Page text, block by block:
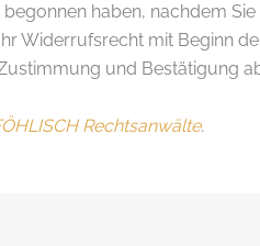
haben, nachdem
Widerrufsrecht mit Beginn
und Bestätigung
Rechtsanwälte.